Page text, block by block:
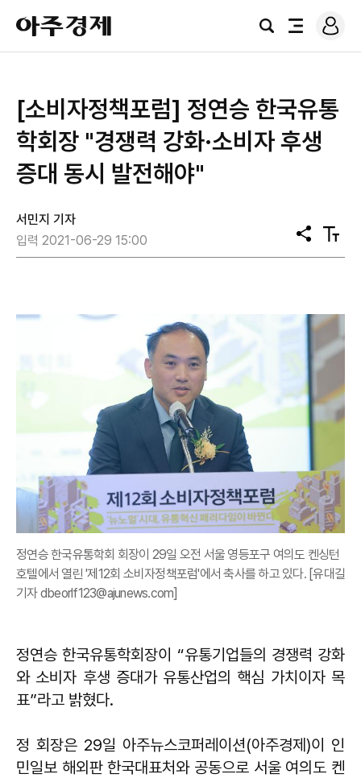
아
주
경
검
전
로
그
[소비자정책포럼] 정연승 한국유통
학회장 "경쟁력 강화·소비자 후생
증대 동시 발전해야"
서민지 기자
입력 2021-06-29 15:00
공
유
텍
스
정연승 한국유통학회 회장이 29일 오전 서울 영등포구 여의도 켄싱턴
호텔에서 열린 '제12회 소비자정책포럼'에서 축사를 하고 있다. [유대길
기자 dbeorlf123@ajunews.com]
정연승 한국유통학회장이 “유통기업들의 경쟁력 강화
와 소비자 후생 증대가 유통산업의 핵심 가치이자 목
표”라고 밝혔다.
정 회장은 29일 아주뉴스코퍼레이션(아주경제)이 인
민일보 해외판 한국대표처와 공동으로 서울 여의도 켄